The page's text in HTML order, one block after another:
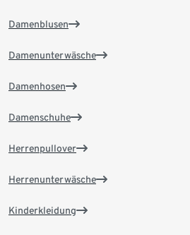
Damenblusen
Damenunterwäsche
Damenhosen
Damenschuhe
Herrenpullover
Herrenunterwäsche
Kinderkleidung